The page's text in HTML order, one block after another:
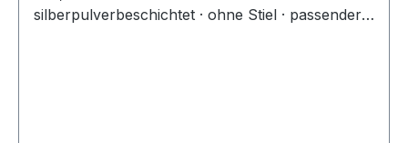
silberpulverbeschichtet · ohne Stiel · passender